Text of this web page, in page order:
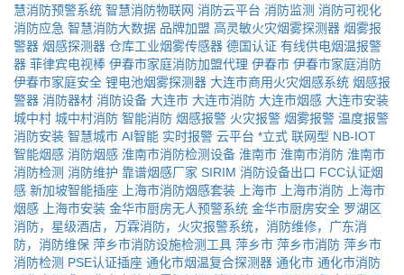
慧消防预警系统 智慧消防物联网 消防云平台 消防监测 消防可视化
消防应急 智慧消防大数据 品牌加盟 高灵敏火灾烟雾探测器 烟雾报
警器 烟感探测器 仓库工业烟雾传感器 德国认证 有线供电烟温报警
器 菲律宾电视棒 伊春市家庭消防加盟代理 伊春市 伊春市家庭消防
伊春市家庭安全 锂电池烟雾探测器 大连市商用火灾烟感系统 烟感报
警器 消防器材 消防设备 大连市 大连市消防 大连市烟感 大连市安装
城中村 城中村消防 智能消防 烟感报警 火灾报警 烟雾报警 温度报警
消防安装 智慧城市 AI智能 实时报警 云平台 *立式 联网型 NB-IOT
智能烟感 消防烟感 淮南市消防检测设备 淮南市 淮南市消防 淮南市
消防检测 消防维护 靠谱烟感厂家 SIRIM 消防设备出口 FCC认证烟
感 新加坡智能插座 上海市消防烟感套装 上海市 上海市消防
上海市
烟感
上海市安装 金华市厨房无人预警系统 金华市厨房安全 罗湖区
消防，星级酒店，万霖消防，火灾报警系统，消防维修，广东消
防，消防维保 萍乡市消防设施检测工具 萍乡市 萍乡市消防 萍乡市
消防检测 PSE认证插座 通化市烟温复合探测器 通化市 通化市消防